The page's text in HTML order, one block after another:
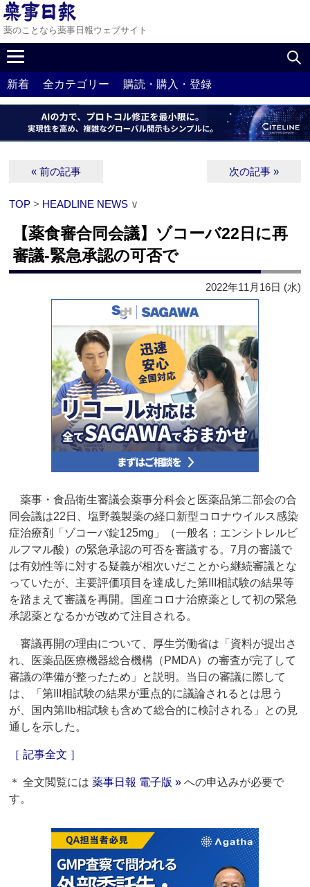
薬のことなら薬事日報ウェブサイト
新着 全カテゴリー 購読・購入・登録
« 前の記事 次の記事 »
TOP > HEADLINE NEWS ∨
【薬食審合同会議】ゾコーバ22日に再
審議‐緊急承認の可否で
2022年11月16日 (水)
薬事・食品衛生審議会薬事分科会と医薬品第二部会の合
同会議は22日、塩野義製薬の経口新型コロナウイルス感染
症治療剤「ゾコーバ錠125mg」（一般名：エンシトレルビ
ルフマル酸）の緊急承認の可否を審議する。7月の審議で
は有効性等に対する疑義が相次いだことから継続審議とな
っていたが、主要評価項目を達成した第III相試験の結果等
を踏まえて審議を再開。国産コロナ治療薬として初の緊急
承認薬となるかが改めて注目される。
審議再開の理由について、厚生労働省は「資料が提出さ
れ、医薬品医療機器総合機構（PMDA）の審査が完了して
審議の準備が整ったため」と説明。当日の審議に際して
は、「第III相試験の結果が重点的に議論されるとは思う
が、国内第IIb相試験も含めて総合的に検討される」との見
通しを示した。
［ 記事全文 ］
＊ 全文閲覧には薬事日報 電子版 » への申込みが必要で
す。